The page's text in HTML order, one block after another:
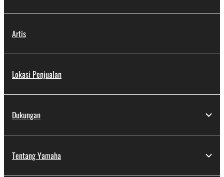
Artis
Lokasi Penjualan
Dukungan
Tentang Yamaha